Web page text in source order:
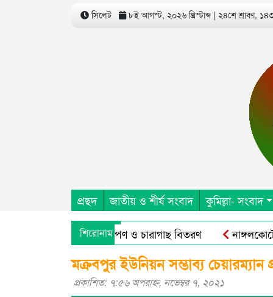
সিলেট ৮ই আগস্ট, ২০২৬ খ্রিস্টাব্দ | ২৪শে শ্রাবণ,
প্রছদ জাতীয় ও শীর্ষ সংবাদ কুমিল্লা- সংবাদ
শিরোনাম
এর উদ্যোগে বৃক্ষরোপণ ও চারাগাছ বিতরণ নাঙ্গলকোটে
এগ্রিকালচারাল এন্ড রুরাল ট্রান্সফরমেশন ফর নিউট্রিশন,
মক্রবপুর ইউনিয়ন সম্ভাব্য চেয়ারম্যান
প্রকাশিত: ৭:৫৬ অপরাহ্ণ, নভেম্বর ৭, ২০২১